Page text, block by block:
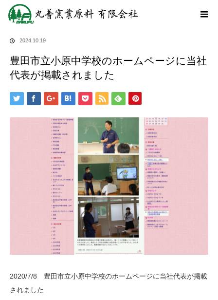
ホーム
ブログ
豊田市立小原中学校のホームページに当社代表が掲載されま
2024.10.19
豊田市立小原中学校のホームページに当社
代表が掲載されました
2020/7/8 豊田市立小原中学校のホームページに当社代表が掲載
されました